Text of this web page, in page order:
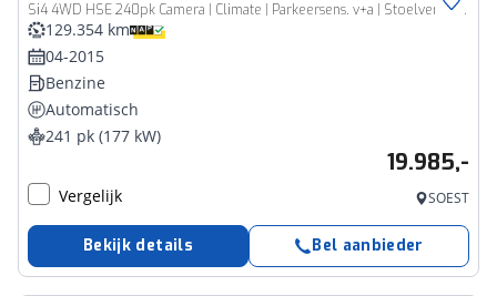
Si4 4WD HSE 240pk Camera | Climate | Parkeersens. v+a | Stoelverw. | Panoramadak
129.354 km
04-2015
Benzine
Automatisch
241 pk (177 kW)
19.985,-
Vergelijk SOEST
Bekijk details Bel aanbieder